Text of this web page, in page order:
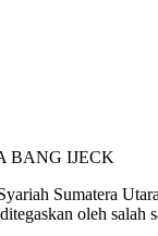
Sumatera
oleh